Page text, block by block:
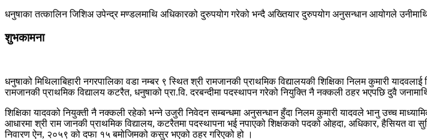
धनुषाका तत्कालिन जिशिअ उपेन्द्र मण्डलमाथि अधिकारको दुरुपयोग गरेको भन्दै अख्तियार दुरुपयोग अनुसन्धान आयोगले उनीमाथि
शुभकामना
धनुषाको मिथिलाबिहारी नगरपालिका वडा नम्बर ९ स्थित श्री रामजानकी प्राथमिक विद्यालयकी शिक्षिका निलम कुमारी
रामजानकी प्राथमिक विद्यालय कटरैत, धनुषाको प्रा.वि. दरबन्दीमा पदस्थापन गरेको नियुक्ति नै नक्कली ठहर भएपछि दुवै जनामाथि
शिक्षिका यादवको नियुक्ती नै नक्कली रहेको भन्ने उजुरी निवेदन सम्बन्धमा अनुसन्धान हुँदा निलम कुमारी यादवले भानु उच्च
आधारमा श्री राम जानकी प्राथमिक विद्यालय, कटरैतमा पदस्थापना भई नपाएको शिक्षकको पदको ओहदा, अधिकार, हैसियत वा
निवारण ऐन, २०५९ को दफा १५ बमोजिमको कसुर भएको ठहर गरिएको हो ।